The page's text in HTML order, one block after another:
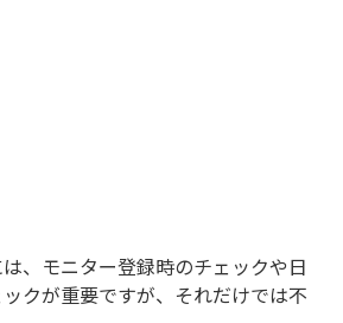
、モニター登録時のチェックや日
クが重要ですが、それだけでは不